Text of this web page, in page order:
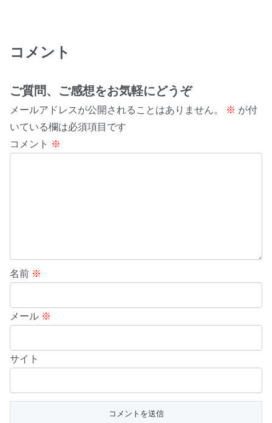
コメント
ご質問、ご感想をお気軽にどうぞ
メールアドレスが公開されることはありません。 ※ が付
いている欄は必須項目です
コメント ※
名前 ※
メール ※
サイト